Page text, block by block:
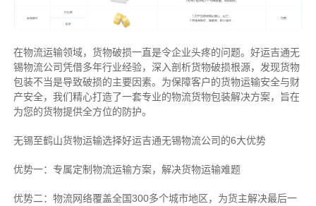
在物流运输领域，货物破损一直是令企业头疼的问题。好运吉通无
锡物流公司凭借多年行业经验，深入剖析货物破损根源，发现货物
包装不当是导致破损的主要因素。为保障客户的货物运输安全与财
产安全，我们精心打造了一套专业的物流货物包装解决方案，旨在
为您的货物提供全方位的防护。
无锡至鹤山货物运输选择好运吉通无锡物流公司的6大优势
优势一：专属定制物流运输方案，解决货物运输难题
优势二：物流网络覆盖全国300多个城市地区，为货主解决最后一